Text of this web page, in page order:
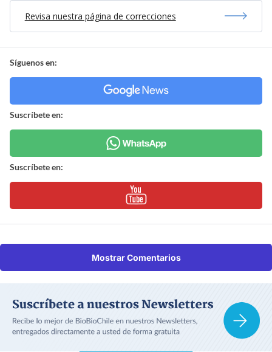
Revisa nuestra página de correcciones
Síguenos en:
Suscríbete en:
Suscríbete en:
Mostrar Comentarios